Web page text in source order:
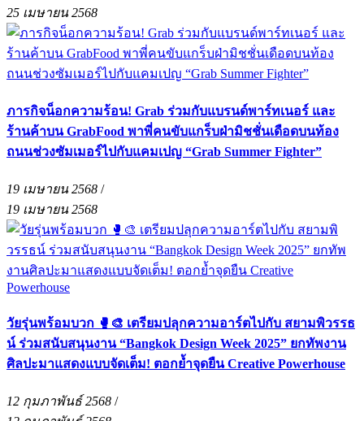
25 เมษายน 2568
ภารกิจน็อกความร้อน! Grab ร่วมกับแบรนด์พาร์ทเนอร์ และ
ร้านค้าบน GrabFood พาพี่คนขับแกร็บฝ่ามิชชั่นเดือดบนท้อง
ถนนช่วงซัมเมอร์ไปกับแคมเปญ “Grab Summer Fighter”
19 เมษายน 2568 /
19 เมษายน 2568
วัยรุ่นพร้อมบวก 🥊🎨 เตรียมปลุกความอาร์ตไปกับ สยามพิวรรธ
น์ ร่วมสนับสนุนงาน “Bangkok Design Week 2025” ยกทัพงาน
ศิลปะมาแสดงแบบจัดเต็ม! ตอกย้ำจุดยืน Creative Powerhouse
12 กุมภาพันธ์ 2568 /